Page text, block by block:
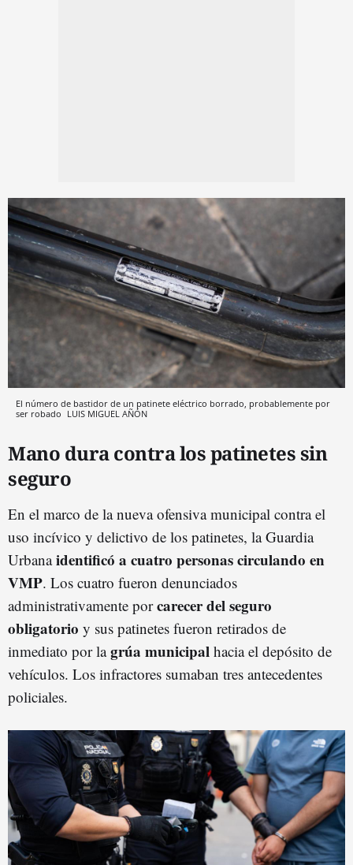
El número de bastidor de un patinete eléctrico borrado, probablemente por
ser robado LUIS MIGUEL AÑÓN
Mano dura contra los patinetes sin
seguro
En el marco de la nueva ofensiva municipal contra el
uso incívico y delictivo de los patinetes, la Guardia
Urbanaidentificó a cuatro personas circulando en
VMP. Los cuatro fueron denunciados
administrativamente porcarecer del seguro
obligatorio y sus patinetes fueron retirados de
inmediato por lagrúa municipal hacia el depósito de
vehículos. Los infractores sumaban tres antecedentes
policiales.